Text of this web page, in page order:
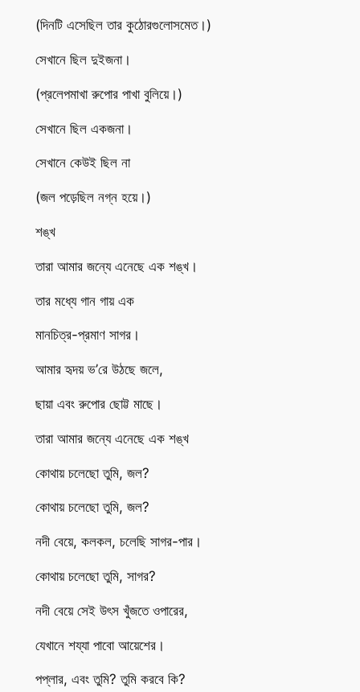
(দিনটি এসেছিল তার কুঠোরগুলোসমেত।)
সেখানে ছিল দুইজনা।
(প্রলেপমাখা রুপোর পাখা বুলিয়ে।)
সেখানে ছিল একজনা।
সেখানে কেউই ছিল না
(জল পড়েছিল নগ্ন হয়ে।)
শঙ্খ
তারা আমার জন্যে এনেছে এক শঙ্খ।
তার মধ্যে গান গায় এক
মানচিত্র-প্রমাণ সাগর।
আমার হৃদয় ভ’রে উঠছে জলে,
ছায়া এবং রুপোর ছোট্ট মাছে।
তারা আমার জন্যে এনেছে এক শঙ্খ
কোথায় চলেছো তুমি, জল?
কোথায় চলেছো তুমি, জল?
নদী বেয়ে, কলকল, চলেছি সাগর-পার।
কোথায় চলেছো তুমি, সাগর?
নদী বেয়ে সেই উৎস খুঁজতে ওপারের,
যেখানে শয্যা পাবো আয়েশের।
পপ্লার, এবং তুমি? তুমি করবে কি?